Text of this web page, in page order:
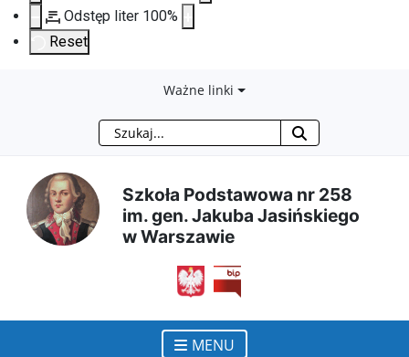
Odstęp liter 100%
Reset
treści
głównej
menu
nawigacyjnego
wyszukiwarki
mapy
strony
Ważne linki
Szukaj
Szkoła Podstawowa nr 258
im. gen. Jakuba Jasińskiego
w Warszawie
otwiera się w nowym
MENU